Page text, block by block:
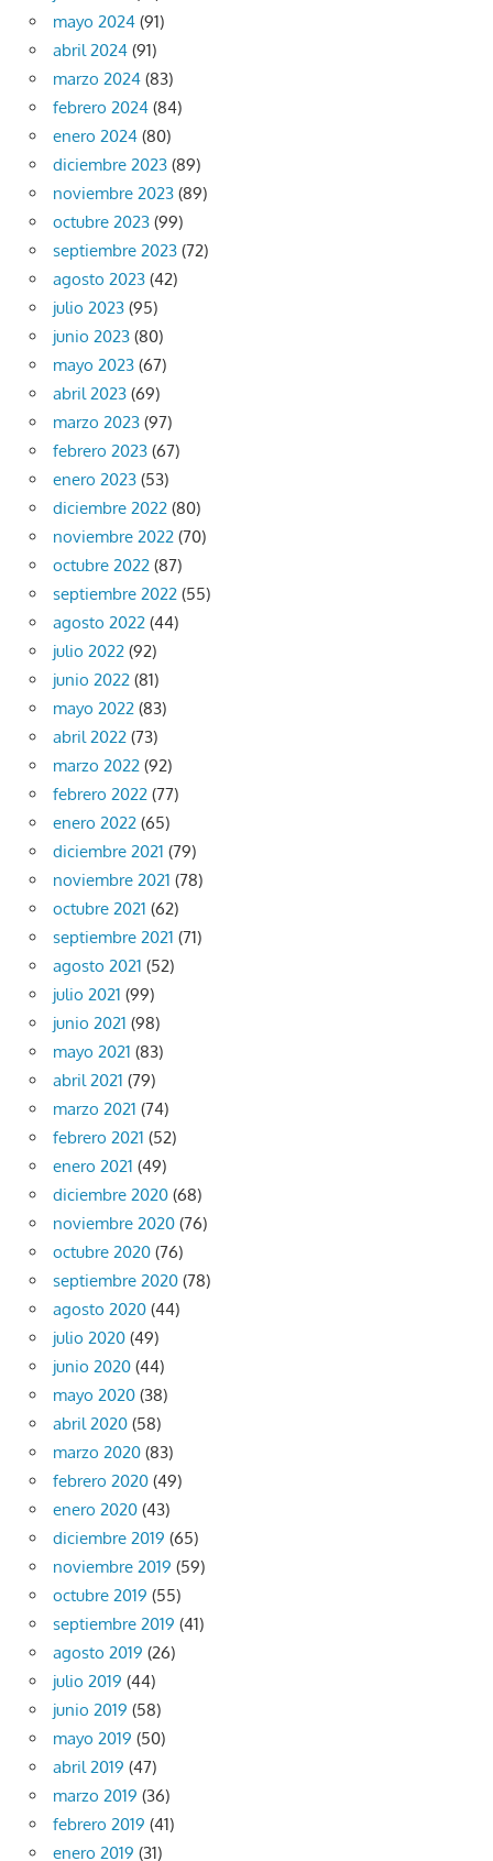
mayo 2024 (91)
abril 2024 (91)
marzo 2024 (83)
febrero 2024 (84)
enero 2024 (80)
diciembre 2023 (89)
noviembre 2023 (89)
octubre 2023 (99)
septiembre 2023 (72)
agosto 2023 (42)
julio 2023 (95)
junio 2023 (80)
mayo 2023 (67)
abril 2023 (69)
marzo 2023 (97)
febrero 2023 (67)
enero 2023 (53)
diciembre 2022 (80)
noviembre 2022 (70)
octubre 2022 (87)
septiembre 2022 (55)
agosto 2022 (44)
julio 2022 (92)
junio 2022 (81)
mayo 2022 (83)
abril 2022 (73)
marzo 2022 (92)
febrero 2022 (77)
enero 2022 (65)
diciembre 2021 (79)
noviembre 2021 (78)
octubre 2021 (62)
septiembre 2021 (71)
agosto 2021 (52)
julio 2021 (99)
junio 2021 (98)
mayo 2021 (83)
abril 2021 (79)
marzo 2021 (74)
febrero 2021 (52)
enero 2021 (49)
diciembre 2020 (68)
noviembre 2020 (76)
octubre 2020 (76)
septiembre 2020 (78)
agosto 2020 (44)
julio 2020 (49)
junio 2020 (44)
mayo 2020 (38)
abril 2020 (58)
marzo 2020 (83)
febrero 2020 (49)
enero 2020 (43)
diciembre 2019 (65)
noviembre 2019 (59)
octubre 2019 (55)
septiembre 2019 (41)
agosto 2019 (26)
julio 2019 (44)
junio 2019 (58)
mayo 2019 (50)
abril 2019 (47)
marzo 2019 (36)
febrero 2019 (41)
enero 2019 (31)